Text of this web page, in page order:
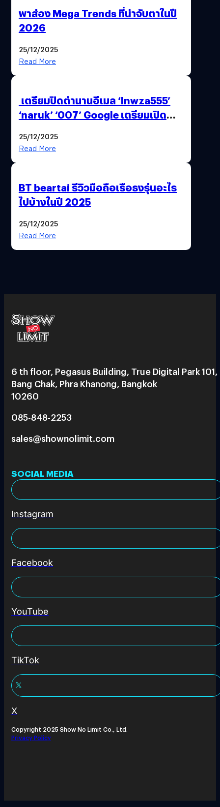
พาส่อง Mega Trends ที่น่าจับตาในปี
2026
25/12/2025
Read More
เตรียมปิดตำนานอีเมล ‘lnwza555’
‘naruk’ ‘007’ Google เตรียมเปิด
25/12/2025
Read More
BT beartai รีวิวมือถือเรือธงรุ่นอะไร
ไปบ้างในปี 2025
25/12/2025
Read More
6 th floor, Pegasus Building, True Digital Park 101,
Bang Chak, Phra Khanong, Bangkok
10260
085-848-2253
sales@shownolimit.com
SOCIAL MEDIA
Instagram
Facebook
YouTube
TikTok
X
Copyright 2025 Show No Limit Co., Ltd.
Privacy Policy